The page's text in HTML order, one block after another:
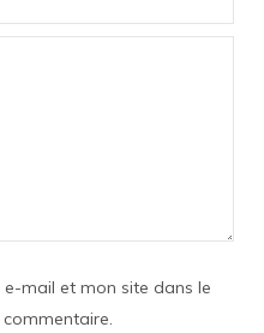
mail et mon site dans le